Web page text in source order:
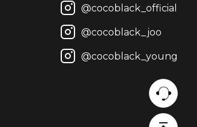
@cocoblack_official
@cocoblack_joo
@cocoblack_young